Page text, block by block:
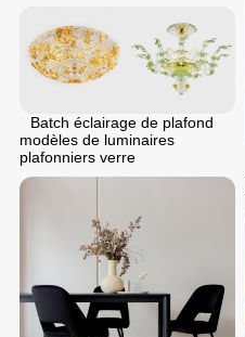
Batch éclairage de plafond
modèles de luminaires
plafonniers verre